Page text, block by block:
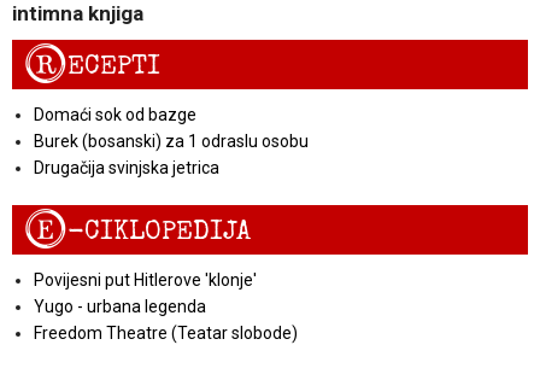
intimna knjiga
RECEPTI
Domaći sok od bazge
Burek (bosanski) za 1 odraslu osobu
Drugačija svinjska jetrica
E-CIKLOPEDIJA
Povijesni put Hitlerove 'klonje'
Yugo - urbana legenda
Freedom Theatre (Teatar slobode)